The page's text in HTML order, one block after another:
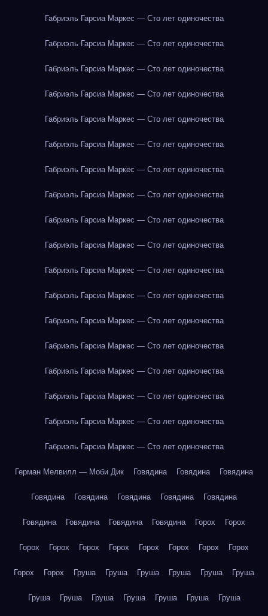
Габриэль Гарсиа Маркес — Сто лет одиночества
Габриэль Гарсиа Маркес — Сто лет одиночества
Габриэль Гарсиа Маркес — Сто лет одиночества
Габриэль Гарсиа Маркес — Сто лет одиночества
Габриэль Гарсиа Маркес — Сто лет одиночества
Габриэль Гарсиа Маркес — Сто лет одиночества
Габриэль Гарсиа Маркес — Сто лет одиночества
Габриэль Гарсиа Маркес — Сто лет одиночества
Габриэль Гарсиа Маркес — Сто лет одиночества
Габриэль Гарсиа Маркес — Сто лет одиночества
Габриэль Гарсиа Маркес — Сто лет одиночества
Габриэль Гарсиа Маркес — Сто лет одиночества
Габриэль Гарсиа Маркес — Сто лет одиночества
Габриэль Гарсиа Маркес — Сто лет одиночества
Габриэль Гарсиа Маркес — Сто лет одиночества
Габриэль Гарсиа Маркес — Сто лет одиночества
Габриэль Гарсиа Маркес — Сто лет одиночества
Габриэль Гарсиа Маркес — Сто лет одиночества
Герман Мелвилл — Моби Дик Говядина Говядина Говядина
Говядина Говядина Говядина Говядина Говядина
Говядина Говядина Говядина Говядина Горох Горох
Горох Горох Горох Горох Горох Горох Горох Горох
Горох Горох Груша Груша Груша Груша Груша Груша
Груша Груша Груша Груша Груша Груша Груша